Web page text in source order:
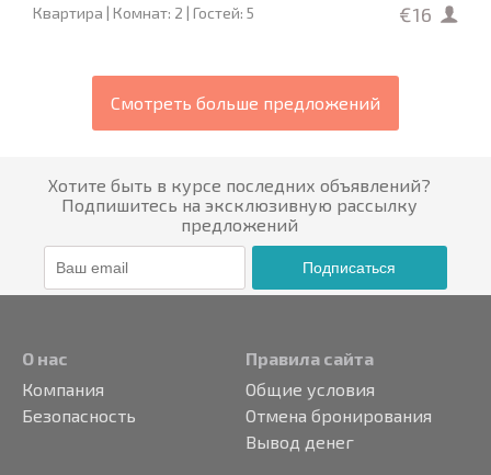
Квартира | Комнат: 2 | Гостей: 5
€16
Смотреть больше предложений
Хотите быть в курсе последних объявлений?
Подпишитесь на эксклюзивную рассылку
предложений
Подписаться
О нас
Компания
Безопасность
Правила сайта
Общие условия
Отмена бронирования
Вывод денег